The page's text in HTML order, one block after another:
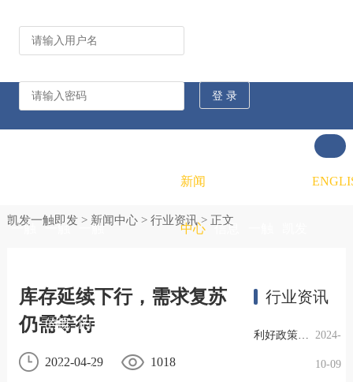
一触 一触
的概
况
一触
的文
化
新闻
中心 信息
凯发一触即发> 新闻中心> 行业资讯> 正文
库存延续下行，需求复苏
仍需等待
2022-04-29 1018
行业资讯
利好政策提振钢市信心，四季度行业需求或小幅上升 2024-
10-09